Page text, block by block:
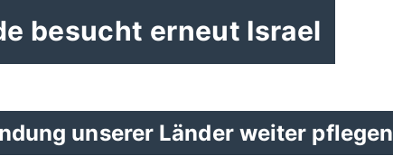
besucht erneut Israel
unserer Länder weiter pflegen